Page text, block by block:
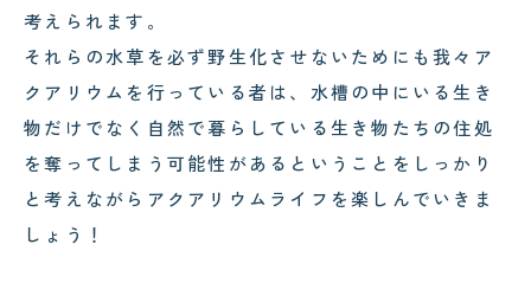
考えられます。
それらの水草を必ず野生化させないためにも我々ア
クアリウムを行っている者は、水槽の中にいる生き
物だけでなく自然で暮らしている生き物たちの住処
を奪ってしまう可能性があるということをしっかり
と考えながらアクアリウムライフを楽しんでいきま
しょう！